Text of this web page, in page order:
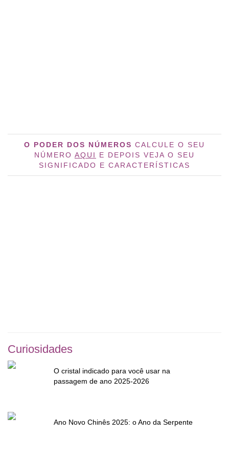
O PODER DOS NÚMEROS CALCULE O SEU
NÚMERO AQUI
E DEPOIS VEJA O SEU
SIGNIFICADO E CARACTERÍSTICAS
Curiosidades
O cristal indicado para você usar na
passagem de ano 2025-2026
Ano Novo Chinês 2025: o Ano da Serpente